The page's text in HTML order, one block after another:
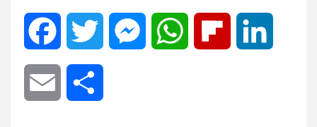
Facebook Twitter MessengerWhatsApp Flipboard
Email